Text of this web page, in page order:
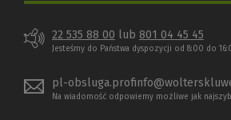
22 535 88 00 lub 801 04 45 45
Jesteśmy do Państwa dyspozycji od 8:00 do
pl-
Na wiadomość odpowiemy możliwe jak